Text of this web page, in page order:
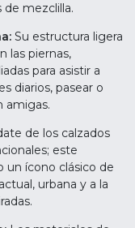
de mezclilla.
Su estructura ligera
las piernas,
para asistir a
diarios, pasear o
amigas.
de los calzados
este
ícono clásico de
urbana y a la